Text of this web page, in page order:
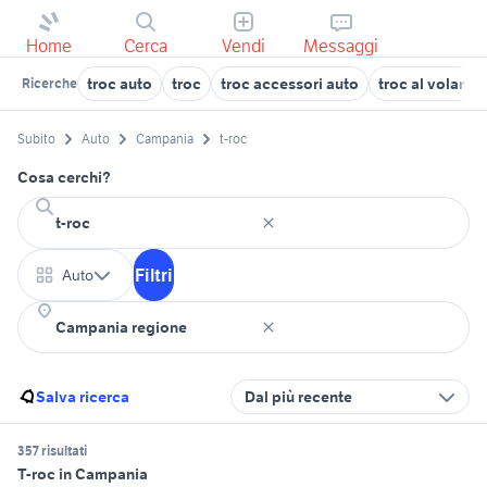
Home Cerca Vendi Messaggi
Ricerche troc auto troc troc accessori auto troc al volante
Subito Auto Campania t-roc
Cosa cerchi?
Auto Filtri
Salva ricerca Dal più recente
357 risultati
T-roc in Campania